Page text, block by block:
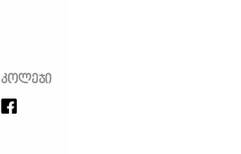
კოლეჯი